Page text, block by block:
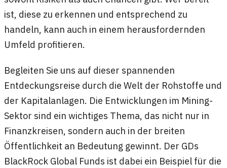
ist, diese zu erkennen und entsprechend zu
handeln, kann auch in einem herausfordernden
Umfeld profitieren.
Begleiten Sie uns auf dieser spannenden
Entdeckungsreise durch die Welt der Rohstoffe und
der Kapitalanlagen. Die Entwicklungen im Mining-
Sektor sind ein wichtiges Thema, das nicht nur in
Finanzkreisen, sondern auch in der breiten
Öffentlichkeit an Bedeutung gewinnt. Der GDs
BlackRock Global Funds ist dabei ein Beispiel für die